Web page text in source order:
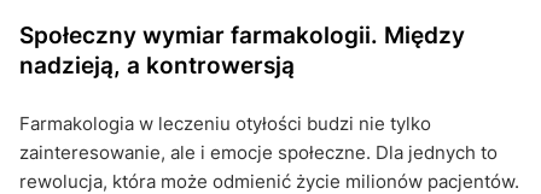
Społeczny wymiar farmakologii. Między
nadzieją, a kontrowersją
Farmakologia w leczeniu otyłości budzi nie tylko
zainteresowanie, ale i emocje społeczne. Dla jednych to
rewolucja, która może odmienić życie milionów pacjentów.